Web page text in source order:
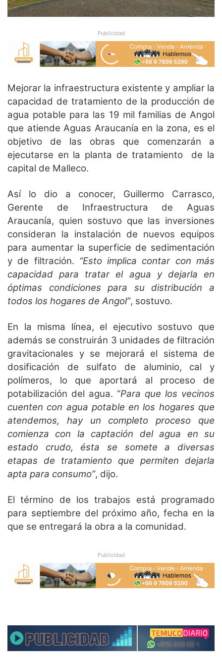
Publicidad
Mejorar la infraestructura existente y ampliar la
capacidad de tratamiento de la producción de
agua potable para las 19 mil familias de Angol
que atiende Aguas Araucanía en la zona, es el
objetivo de las obras que comenzarán a
ejecutarse en la planta de tratamiento de la
capital de Malleco.
Así lo dio a conocer, Guillermo Carrasco,
Gerente de Infraestructura de Aguas
Araucanía, quien sostuvo que las inversiones
consideran la instalación de nuevos equipos
para aumentar la superficie de sedimentación
y de filtración. “Esto implica contar con más
capacidad para tratar el agua y dejarla en
óptimas condiciones para su distribución a
todos los hogares de Angol”, sostuvo.
En la misma línea, el ejecutivo sostuvo que
además se construirán 3 unidades de filtración
gravitacionales y se mejorará el sistema de
dosificación de sulfato de aluminio, cal y
polímeros, lo que aportará al proceso de
potabilización del agua. “Para que los vecinos
cuenten con agua potable en los hogares que
atendemos, hay un completo proceso que
comienza con la captación del agua en su
estado crudo, ésta se somete a diversas
etapas de tratamiento que permiten dejarla
apta para consumo”, dijo.
El término de los trabajos está programado
para septiembre del próximo año, fecha en la
que se entregará la obra a la comunidad.
Publicidad